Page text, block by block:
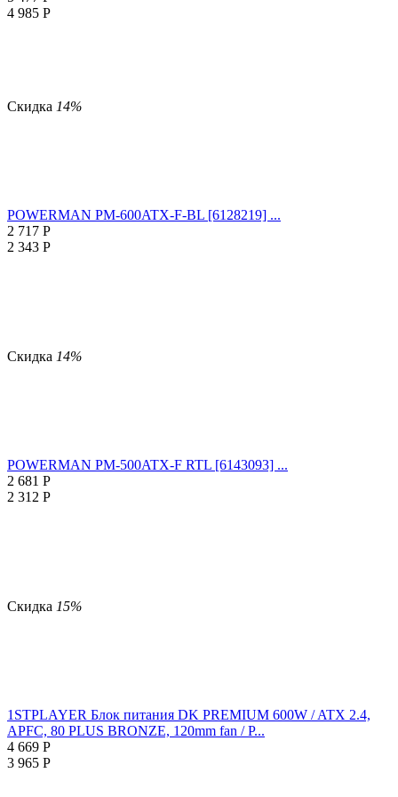
4 985 Р
Скидка 14%
POWERMAN PM-600ATX-F-BL [6128219] ...
2 717 Р
2 343 Р
Скидка 14%
POWERMAN PM-500ATX-F RTL [6143093] ...
2 681 Р
2 312 Р
Скидка 15%
1STPLAYER Блок питания DK PREMIUM 600W / ATX 2.4,
APFC, 80 PLUS BRONZE, 120mm fan / P...
4 669 Р
3 965 Р